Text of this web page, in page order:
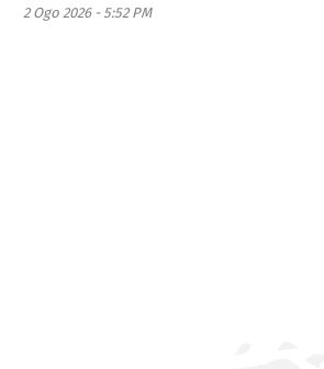
2 Ogo 2026 - 5:52 PM